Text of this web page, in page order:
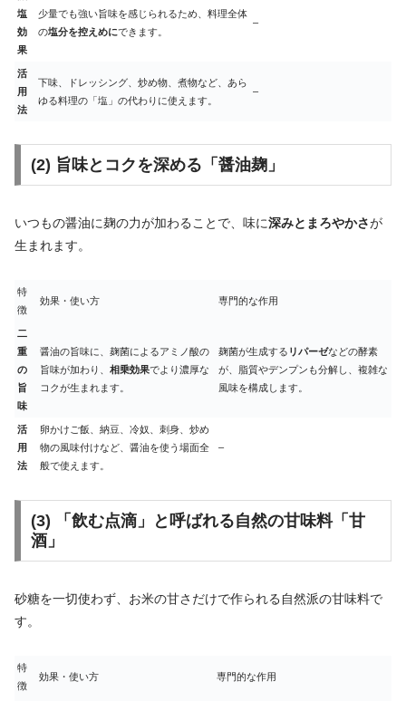
塩
効
果
少量でも強い旨味を感じられるため、料理全体
の塩分を控えめにできます。
–
活
用
法
下味、ドレッシング、炒め物、煮物など、あら
ゆる料理の「塩」の代わりに使えます。
–
(2) 旨味とコクを深める「醤油麹」
いつもの醤油に麹の力が加わることで、味に深みとまろやかさが
生まれます。
特
徴
効果・使い方 専門的な作用
二
重
の
旨
味
醤油の旨味に、麹菌によるアミノ酸の
旨味が加わり、 相乗効果でより濃厚な
コクが生まれます。
麹菌が生成する リパーゼなどの酵素
が、脂質やデンプンも分解し、複雑な
風味を構成します。
活
用
法
卵かけご飯、納豆、冷奴、刺身、炒め
物の風味付けなど、醤油を使う場面全
般で使えます。
–
(3) 「飲む点滴」と呼ばれる自然の甘味料「甘
酒」
砂糖を一切使わず、お米の甘さだけで作られる自然派の甘味料で
す。
特
徴
効果・使い方 専門的な作用